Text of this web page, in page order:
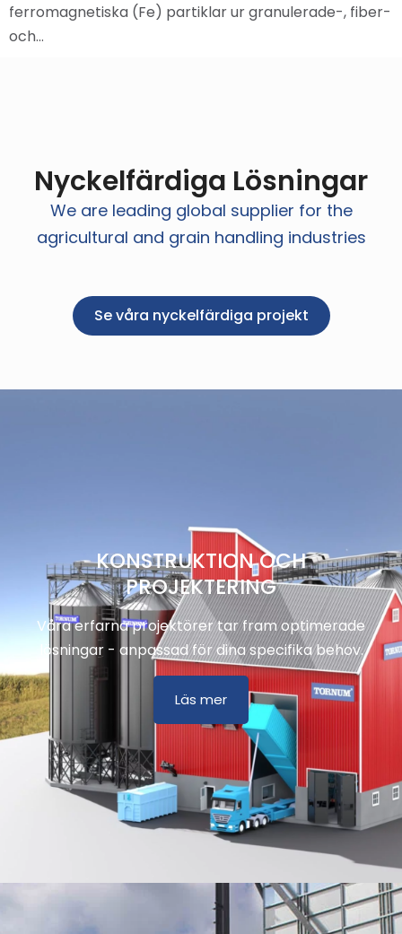
ferromagnetiska (Fe) partiklar ur granulerade-, fiber-
och…
Nyckelfärdiga Lösningar
We are leading global supplier for the
agricultural and grain handling industries
Se våra nyckelfärdiga projekt
KONSTRUKTION OCH
PROJEKTERING
Våra erfarna projektörer tar fram optimerade
lösningar - anpassad för dina specifika behov.
Läs mer